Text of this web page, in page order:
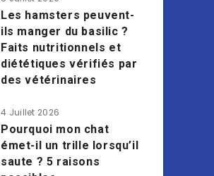
Les hamsters peuvent-
ils manger du basilic ?
Faits nutritionnels et
diététiques vérifiés par
des vétérinaires
4 Juillet 2026
Pourquoi mon chat
émet-il un trille lorsqu’il
saute ? 5 raisons